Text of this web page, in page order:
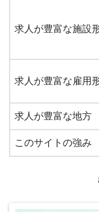
求人が豊富な施設
求人が豊富な雇用
求人が豊富な地方
このサイトの強み